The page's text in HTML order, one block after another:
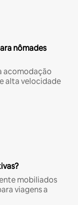
nômades
acomodação
alta velocidade
mobiliados
viagens a